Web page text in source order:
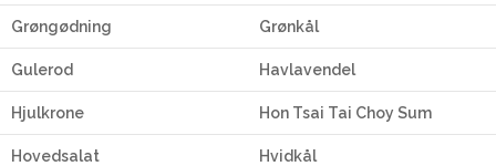
Grøngødning Grønkål
Gulerod Havlavendel
Hjulkrone Hon Tsai Tai Choy Sum
Hovedsalat Hvidkål